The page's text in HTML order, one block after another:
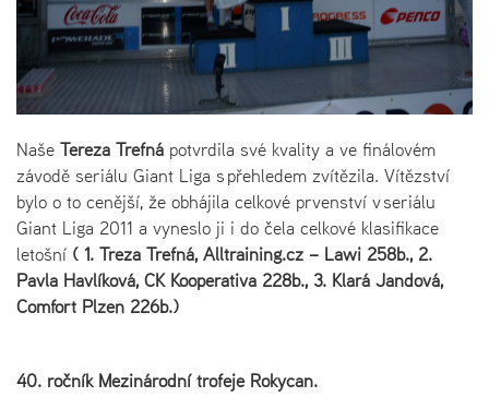
Naše Tereza Trefná potvrdila své kvality a ve finálovém
závodě seriálu Giant Liga s přehledem zvítězila. Vítězství
bylo o to cenější, že obhájila celkové prvenství v seriálu
Giant Liga 2011 a vyneslo ji i do čela celkové klasifikace
letošní ( 1. Treza Trefná, Alltraining.cz – Lawi 258b., 2.
Pavla Havlíková, CK Kooperativa 228b., 3. Klará Jandová,
Comfort Plzeň 226b.)
40. ročník Mezinárodní trofeje Rokycan.